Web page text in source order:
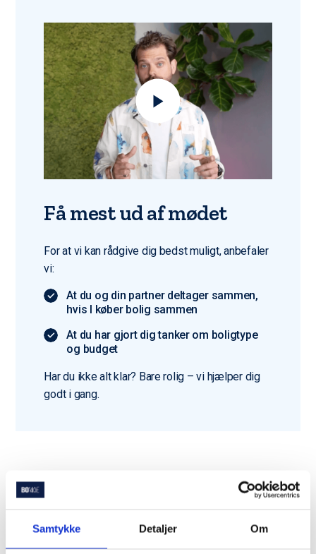
Samtykke Detaljer Om
Få mest ud af mødet
For at vi kan rådgive dig bedst muligt, anbefaler
vi:
At du og din partner deltager sammen,
hvis I køber bolig sammen
At du har gjort dig tanker om boligtype
og budget
Har du ikke alt klar? Bare rolig – vi hjælper dig
godt i gang.
Du er langt fra den eneste
der bruger Bomae